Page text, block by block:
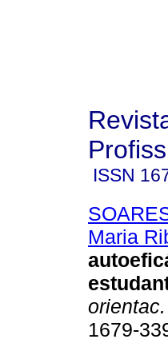
ISSN
Maria
1679-